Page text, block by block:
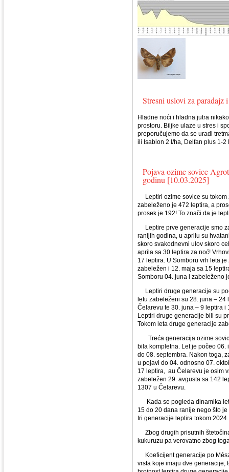
Stresni uslovi za
Hladne noći i hladna jutra
prostoru. Biljke ulaze u stres i
preporučujemo da se uradi
ili Isabion 2 l/ha, Delfan plus 1-
Pojava ozime sovice
godinu [10.03.2025]
Leptiri ozime sovice su tokom
zabeleženo je 472 leptira, a
prosek je 192! To znači da je
Leptire prve generacije smo
ranijih godina, u aprilu su
skoro svakodnevni ulov skoro
aprila sa 30 leptira za noć!
17 leptira. U Somboru vrh leta
zabeležen i 12. maja sa 15
Somboru 04. juna i zabeleženo
Leptiri druge generacije su
letu zabeleženi su 28. juna –
Čelarevu te 30. juna – 9 leptira i
Leptiri druge generacije bili su
Tokom leta druge generacije
Treća generacija ozime
bila kompletna. Let je počeo
do 08. septembra. Nakon toga,
u pojavi do 04. odnosno 07.
17 leptira, au Čelarevu je osim
zabeležen 29. avgusta sa 142
1307 u Čelarevu.
Kada se pogleda dinamika
15 do 20 dana ranije nego što
tri generacije leptira tokom
Zbog drugih prisutnih
kukuruzu pa verovatno zbog
Koeficijent generacije po
vrsta koje imaju dve generacije,